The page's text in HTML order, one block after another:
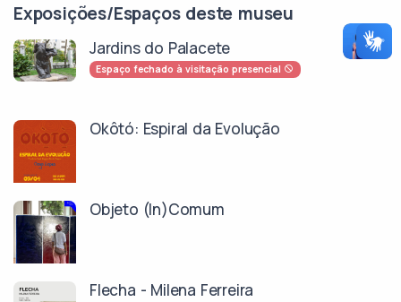
Exposições/Espaços deste museu
Jardins do Palacete
Espaço fechado à visitação presencial
Okôtó: Espiral da Evolução
Objeto (In)Comum
Flecha - Milena Ferreira